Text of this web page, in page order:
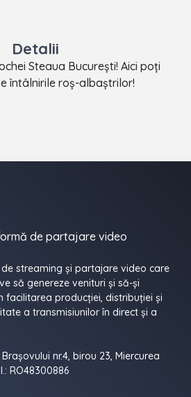
Detalii
Steaua București! Aici poți
întâlnirile roș-albaștrilor!
de partajare video
streaming și partajare video care
să genereze venituri și să-și
facilitarea producției, distribuției și
a transmisiunilor în direct și a
nr.4, birou 23, Miercurea
RO48300886